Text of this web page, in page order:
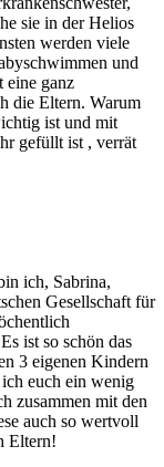
sie in der Helios
werden viele
und
eine ganz
die Eltern. Warum
ist und mit
gefüllt ist , verrät
ich, Sabrina,
Gesellschaft für
ist so schön das
3 eigenen Kindern
euch ein wenig
zusammen mit den
auch so wertvoll
Eltern!